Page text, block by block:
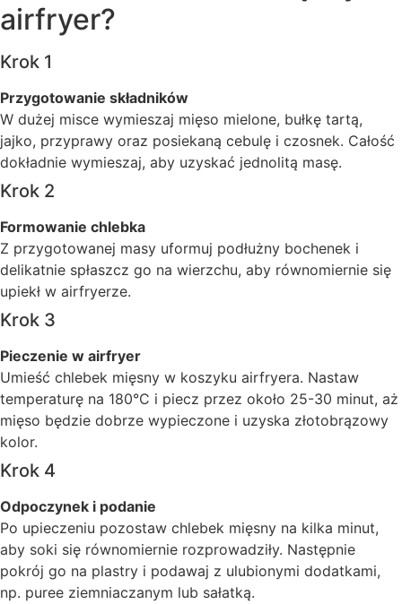
airfryer?
Krok 1
Przygotowanie składników
W dużej misce wymieszaj mięso mielone, bułkę tartą,
jajko, przyprawy oraz posiekaną cebulę i czosnek. Całość
dokładnie wymieszaj, aby uzyskać jednolitą masę.
Krok 2
Formowanie chlebka
Z przygotowanej masy uformuj podłużny bochenek i
delikatnie spłaszcz go na wierzchu, aby równomiernie się
upiekł w airfryerze.
Krok 3
Pieczenie w airfryer
Umieść chlebek mięsny w koszyku airfryera. Nastaw
temperaturę na 180°C i piecz przez około 25-30 minut, aż
mięso będzie dobrze wypieczone i uzyska złotobrązowy
kolor.
Krok 4
Odpoczynek i podanie
Po upieczeniu pozostaw chlebek mięsny na kilka minut,
aby soki się równomiernie rozprowadziły. Następnie
pokrój go na plastry i podawaj z ulubionymi dodatkami,
np. puree ziemniaczanym lub sałatką.